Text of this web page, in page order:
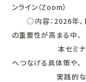
ンライン（Zoom）
○内容：2026年、
の重要性が高まる中、
本セミナーでは
へつなげる具体策や、
実践的なソリュ